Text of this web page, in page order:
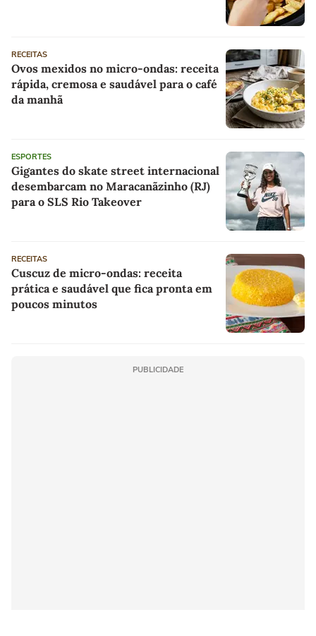
RECEITAS
Ovos mexidos no micro-ondas: receita
rápida, cremosa e saudável para o café
da manhã
ESPORTES
Gigantes do skate street internacional
desembarcam no Maracanãzinho (RJ)
para o SLS Rio Takeover
RECEITAS
Cuscuz de micro-ondas: receita
prática e saudável que fica pronta em
poucos minutos
PUBLICIDADE